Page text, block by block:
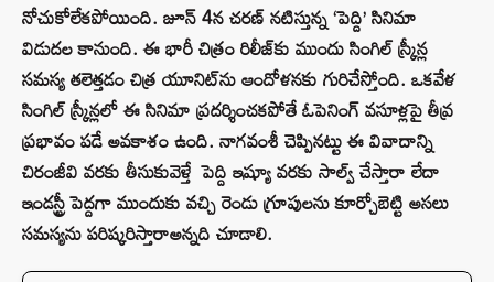
నోచుకోలేకపోయింది. జూన్ 4న చరణ్ నటిస్తున్న ‘పెద్ది’ సినిమా
విడుదల కానుంది. ఈ భారీ చిత్రం రిలీజ్‌కు ముందు సింగిల్ స్క్రీన్ల
సమస్య తలెత్తడం చిత్ర యూనిట్‌ను ఆందోళనకు గురిచేస్తోంది. ఒకవేళ
సింగిల్ స్క్రీన్లలో ఈ సినిమా ప్రదర్శించకపోతే ఓపెనింగ్ వసూళ్లపై తీవ్ర
ప్రభావం పడే అవకాశం ఉంది.నాగవంశీ చెప్పినట్టు ఈ వివాదాన్ని
చిరంజీవి వరకు తీసుకువెళ్తే పెద్దిఇష్యూ వరకు సాల్వ్ చేస్తారా లేదా
ఇండస్ట్రీ పెద్దగా ముందుకు వచ్చి రెండు గ్రూపులను కూర్చోబెట్టి అసలు
సమస్యను పరిష్కరిస్తారాఅన్నది చూడాలి.